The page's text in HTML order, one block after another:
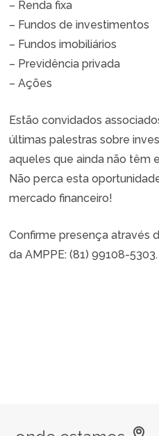
– Renda fixa
– Fundos de investimentos
– Fundos imobiliários
– Previdência privada
– Ações
Estão convidados
últimas palestras sobre
aqueles que ainda não têm
Não perca esta
mercado financeiro!
Confirme presença através
da AMPPE: (81) 99108-5303.